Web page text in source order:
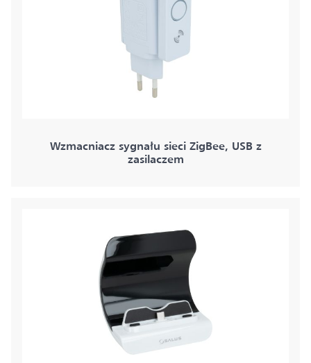
Wzmacniacz sygnału sieci ZigBee, USB z
zasilaczem